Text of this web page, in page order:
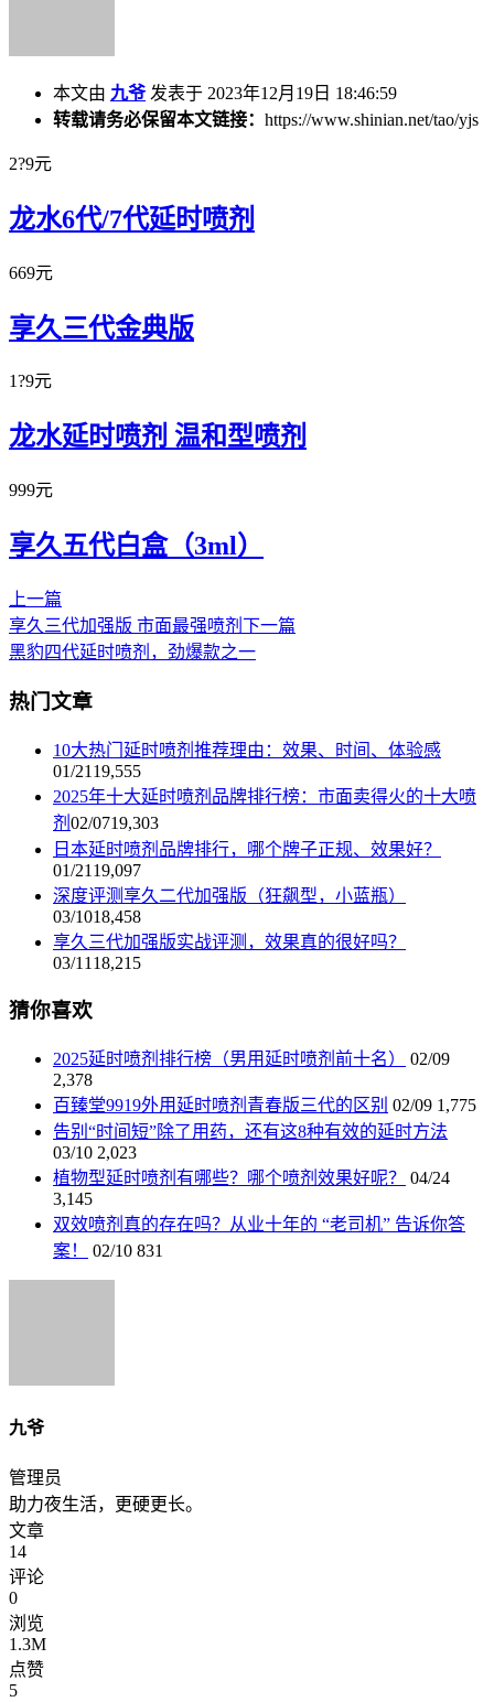
本文由 九爷发表于 2023年12月19日 18:46:59
转载请务必保留本文链接： https://www.shinian.net/tao/yjs
2?9元
龙水6代/7代延时喷剂
669元
享久三代金典版
1?9元
龙水延时喷剂 温和型喷剂
999元
享久五代白盒（3ml）
上一篇
享久三代加强版 市面最强喷剂 下一篇
黑豹四代延时喷剂，劲爆款之一
热门文章
10大热门延时喷剂推荐理由：效果、时间、体验感
01/21 19,555
2025年十大延时喷剂品牌排行榜：市面卖得火的十大喷
剂 02/0719,303
日本延时喷剂品牌排行，哪个牌子正规、效果好？
01/21 19,097
深度评测享久二代加强版（狂飙型，小蓝瓶）
03/1018,458
享久三代加强版实战评测，效果真的很好吗？
03/11 18,215
猜你喜欢
2025延时喷剂排行榜（男用延时喷剂前十名）
02/09
2,378
百臻堂9919外用延时喷剂青春版三代的区别 02/09 1,775
告别“时间短”除了用药，还有这8种有效的延时方法
03/10 2,023
植物型延时喷剂有哪些？哪个喷剂效果好呢？
04/24
3,145
双效喷剂真的存在吗？从业十年的 “老司机” 告诉你答
案！
02/10 831
九爷
管理员
助力夜生活，更硬更长。
文章
14
评论
0
浏览
1.3M
点赞
5